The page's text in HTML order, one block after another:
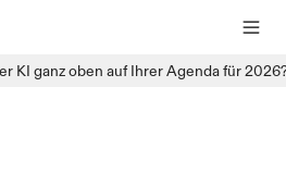
KI ganz oben auf Ihrer Agenda für